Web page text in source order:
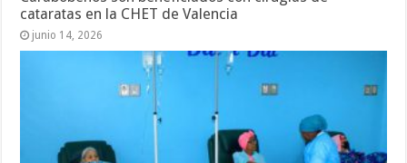
cataratas en la CHET de Valencia
junio 14, 2026